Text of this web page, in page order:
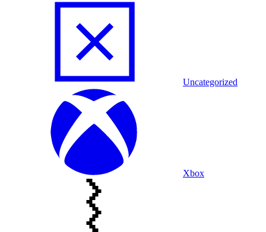
Uncategorized
Xbox